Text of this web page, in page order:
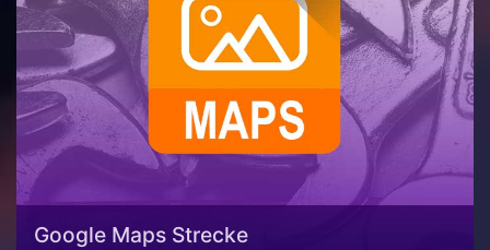
Google Maps Strecke